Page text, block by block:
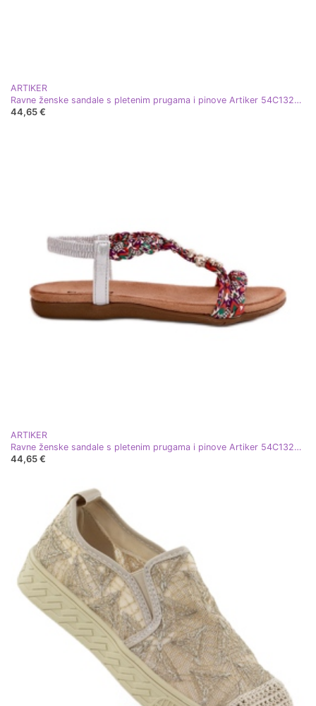
ARTIKER
Ravne ženske sandale s pletenim prugama i pinove Artiker 54C1323 PLN zlatni
44,65 €
ARTIKER
Ravne ženske sandale s pletenim prugama i pinove Artiker 54C1322 Multikolor višebojan
44,65 €